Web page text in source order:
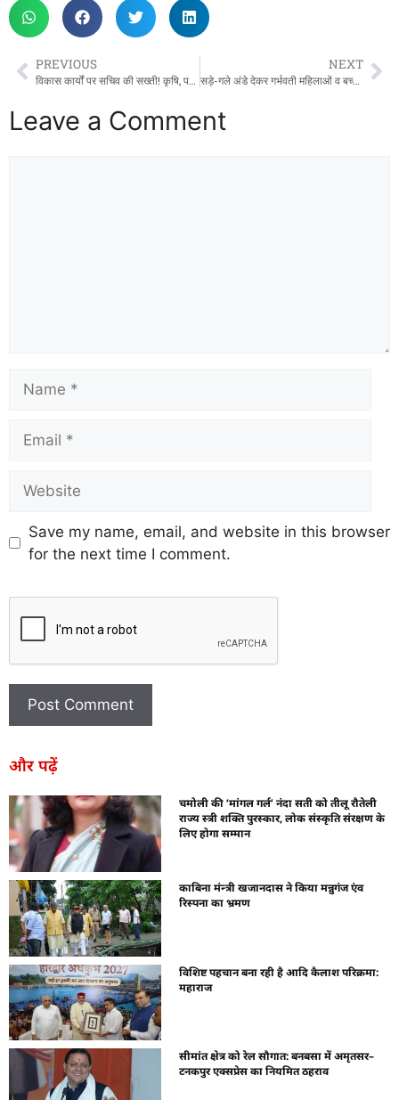
PREVIOUS
विकास कार्यों पर सचिव की सख्ती! कृषि, पर्यटन, साइबर सुरक्षा और मुख्यमंत्री घोषणाओं पर दिए बड़े आदेश
NEXT
सड़े-गले अंडे देकर गर्भवती महिलाओं व बच्चों के जीवन से खिलवाड़, जन संघर्ष मोर्चा ने उठाया मामला
Leave a Comment
Save my name, email, and website in this browser
for the next time I comment.
और पढ़ें
चमोली की ‘मांगल गर्ल’ नंदा सती को तीलू रौतेली
राज्य स्त्री शक्ति पुरस्कार, लोक संस्कृति संरक्षण के
लिए होगा सम्मान
काबिना मंन्त्री खजानदास ने किया मन्नुगंज एंव
रिस्पना का भ्रमण
विशिष्ट पहचान बना रही है आदि कैलाश परिक्रमा:
महाराज
सीमांत क्षेत्र को रेल सौगात: बनबसा में अमृतसर–
टनकपुर एक्सप्रेस का नियमित ठहराव